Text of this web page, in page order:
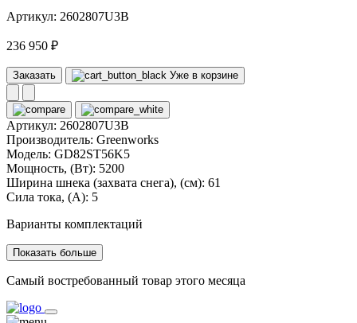
Артикул: 2602807U3B
236 950 ₽
Заказать Уже в корзине
Артикул: 2602807U3B
Производитель: Greenworks
Модель: GD82ST56K5
Мощность, (Вт): 5200
Ширина шнека (захвата снега), (см): 61
Сила тока, (А): 5
Варианты комплектаций
Показать больше
Самый востребованный товар этого месяца